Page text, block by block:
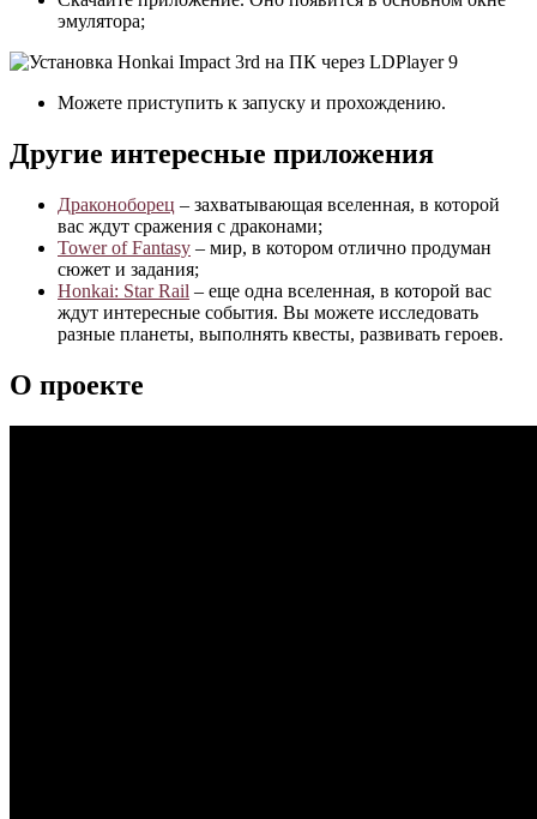
эмулятора;
Можете приступить к запуску и прохождению.
Другие интересные приложения
Драконоборец – захватывающая вселенная, в которой
вас ждут сражения с драконами;
Tower of Fantasy – мир, в котором отлично продуман
сюжет и задания;
Honkai: Star Rail – еще одна вселенная, в которой вас
ждут интересные события. Вы можете исследовать
разные планеты, выполнять квесты, развивать героев.
О проекте